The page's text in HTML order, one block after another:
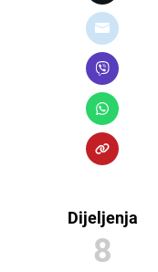
Dijeljenja
8